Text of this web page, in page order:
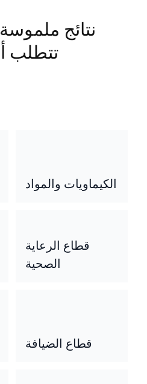
نتائج
تتطلب
الكيماويات والمواد
قطاع الرعاية
الصحية
قطاع الضيافة